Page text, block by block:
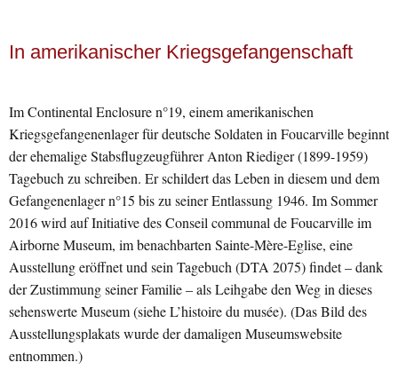
In amerikanischer Kriegsgefangenschaft
Im Continental Enclosure n°19, einem amerikanischen
Kriegsgefangenenlager für deutsche Soldaten in Foucarville beginnt
der ehemalige Stabsflugzeugführer Anton Riediger (1899-1959)
Tagebuch zu schreiben. Er schildert das Leben in diesem und dem
Gefangenenlager n°15 bis zu seiner Entlassung 1946. Im Sommer
2016 wird auf Initiative des Conseil communal de Foucarville im
Airborne Museum, im benachbarten Sainte-Mère-Eglise, eine
Ausstellung eröffnet und sein Tagebuch (DTA 2075) findet – dank
der Zustimmung seiner Familie – als Leihgabe den Weg in dieses
sehenswerte Museum (siehe L’histoire du musée). (Das Bild des
Ausstellungsplakats wurde der damaligen Museumswebsite
entnommen.)